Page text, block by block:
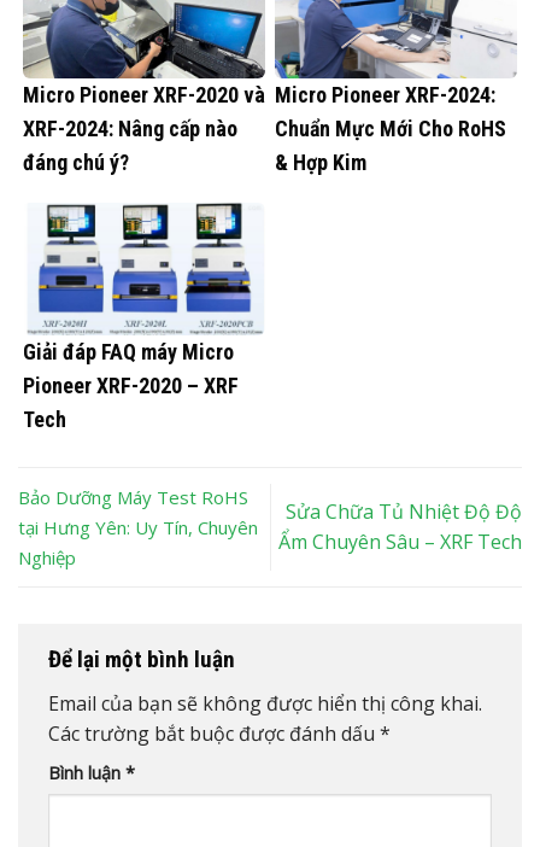
Micro Pioneer XRF-2020 và
XRF-2024: Nâng cấp nào
đáng chú ý?
Micro Pioneer XRF-2024:
Chuẩn Mực Mới Cho RoHS
& Hợp Kim
Giải đáp FAQ máy Micro
Pioneer XRF-2020 – XRF
Tech
Bảo Dưỡng Máy Test RoHS
tại Hưng Yên: Uy Tín, Chuyên
Nghiệp
Sửa Chữa Tủ Nhiệt Độ Độ
Ẩm Chuyên Sâu – XRF Tech
Để lại một bình luận
Email của bạn sẽ không được hiển thị công khai.
Các trường bắt buộc được đánh dấu *
Bình luận *